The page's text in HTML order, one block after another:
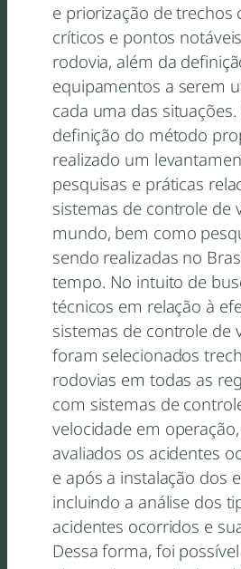
e priorização de trechos
críticos e pontos
rodovia, além da
equipamentos a serem
cada uma das situações.
definição do método
realizado um
pesquisas e práticas
sistemas de controle de
mundo, bem como
sendo realizadas no
tempo. No intuito de
técnicos em relação à
sistemas de controle de
foram selecionados
rodovias em todas as
com sistemas de
velocidade em
avaliados os acidentes
e após a instalação dos
incluindo a análise dos
acidentes ocorridos e
Dessa forma, foi